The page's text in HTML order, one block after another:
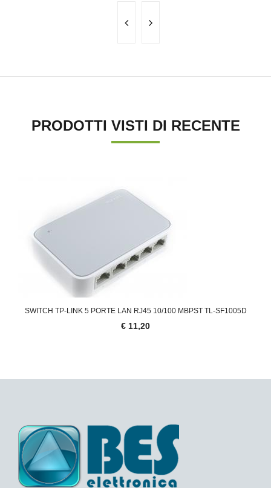
PRODOTTI VISTI DI RECENTE
SWITCH TP-LINK 5 PORTE LAN RJ45 10/100 MBPST TL-SF1005D
€ 11,20